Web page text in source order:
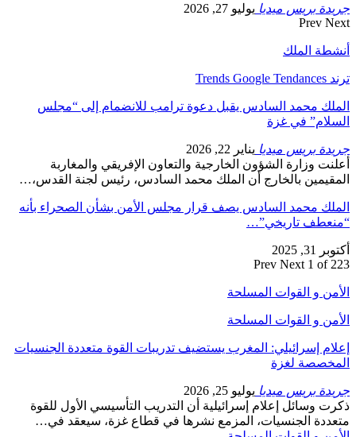
جريدة بريس ميديا يوليو 27, 2026
Prev Next
أنشطة الملك
ترند Trends Google Tendances
الملك محمد السادس يقبل دعوة ترامب للانضمام إلى “مجلس
السلام” في غزة
جريدة بريس ميديا يناير 22, 2026
أعلنت وزارة الشؤون الخارجية والتعاون الإفريقي والمغاربة
المقيمين بالخارج أن الملك محمد السادس، رئيس لجنة القدس،…
الملك محمد السادس يصف قرار مجلس الأمن بشأن الصحراء بأنه
“منعطف تاريخي”…
أكتوبر 31, 2025
Prev Next 1 of 223
الأمن و القوات المسلحة
الأمن و القوات المسلحة
إعلام إسرائيلي: المغرب يستضيف تدريبات القوة متعددة الجنسيات
المخصصة لغزة
جريدة بريس ميديا يوليو 25, 2026
ذكرت وسائل إعلام إسرائيلية أن التدريب التأسيسي الأول للقوة
متعددة الجنسيات، المزمع نشرها في قطاع غزة، سيعقد في…